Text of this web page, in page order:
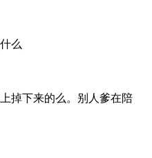
么
掉下来的么。别人爹在陪